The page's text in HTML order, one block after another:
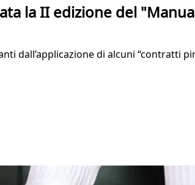
la II edizione del
dall’applicazione di alcuni “contratti